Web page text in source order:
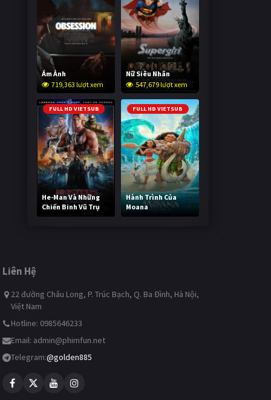
Ám Ảnh
719,363 lượt xem
Nữ Siêu Nhân
547,679 lượt xem
FULL HD VIETSUB
He-Man Và Những
Chiến Binh Vũ Trụ
238,736 lượt xem
FULL HD VIETSUB
Hành Trình Của
Moana
490,146 lượt xem
Liên Hệ
22 đường Châu Long, P. Trúc Bạch, Q. Ba Đình, Hà Nội,
Việt Nam
Hotline: 0985646233
Email: admin@phimfun.net
Telegram:@golden885